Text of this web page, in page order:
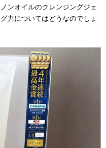
ンオイルのクレンジングジェ
力についてはどうなのでしょ